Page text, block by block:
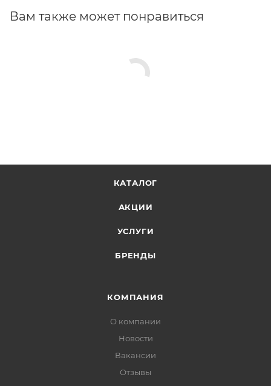
Вам также может понравиться
КАТАЛОГ
АКЦИИ
УСЛУГИ
БРЕНДЫ
КОМПАНИЯ
О компании
Новости
Вакансии
Отзывы